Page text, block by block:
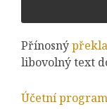
Přínosný
libovolný text
Účetní